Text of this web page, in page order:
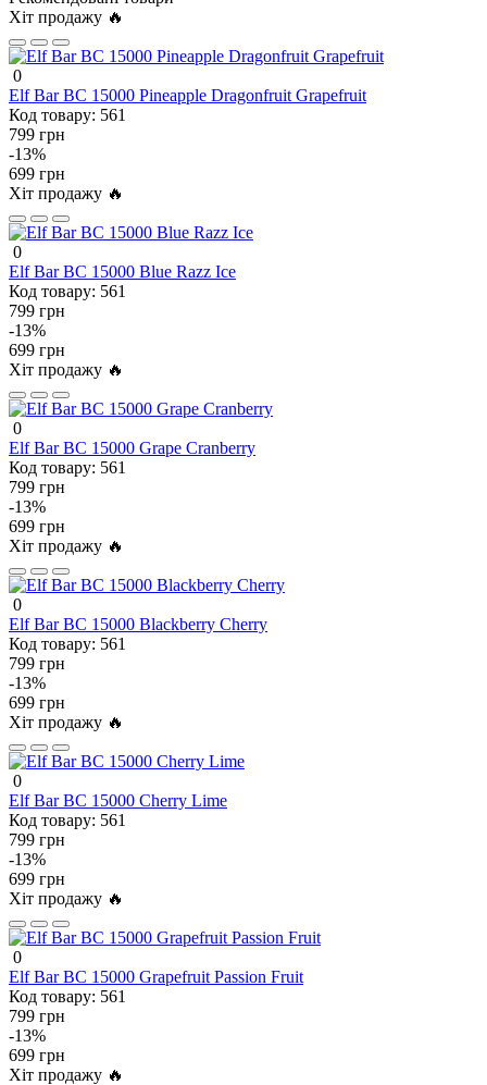
Хіт продажу 🔥
0
Elf Bar BC 15000 Pineapple Dragonfruit Grapefruit
Код товару: 561
799 грн
-13%
699 грн
Хіт продажу 🔥
0
Elf Bar BC 15000 Blue Razz Ice
Код товару: 561
799 грн
-13%
699 грн
Хіт продажу 🔥
0
Elf Bar BC 15000 Grape Cranberry
Код товару: 561
799 грн
-13%
699 грн
Хіт продажу 🔥
0
Elf Bar BC 15000 Blackberry Cherry
Код товару: 561
799 грн
-13%
699 грн
Хіт продажу 🔥
0
Elf Bar BC 15000 Cherry Lime
Код товару: 561
799 грн
-13%
699 грн
Хіт продажу 🔥
0
Elf Bar BC 15000 Grapefruit Passion Fruit
Код товару: 561
799 грн
-13%
699 грн
Хіт продажу 🔥